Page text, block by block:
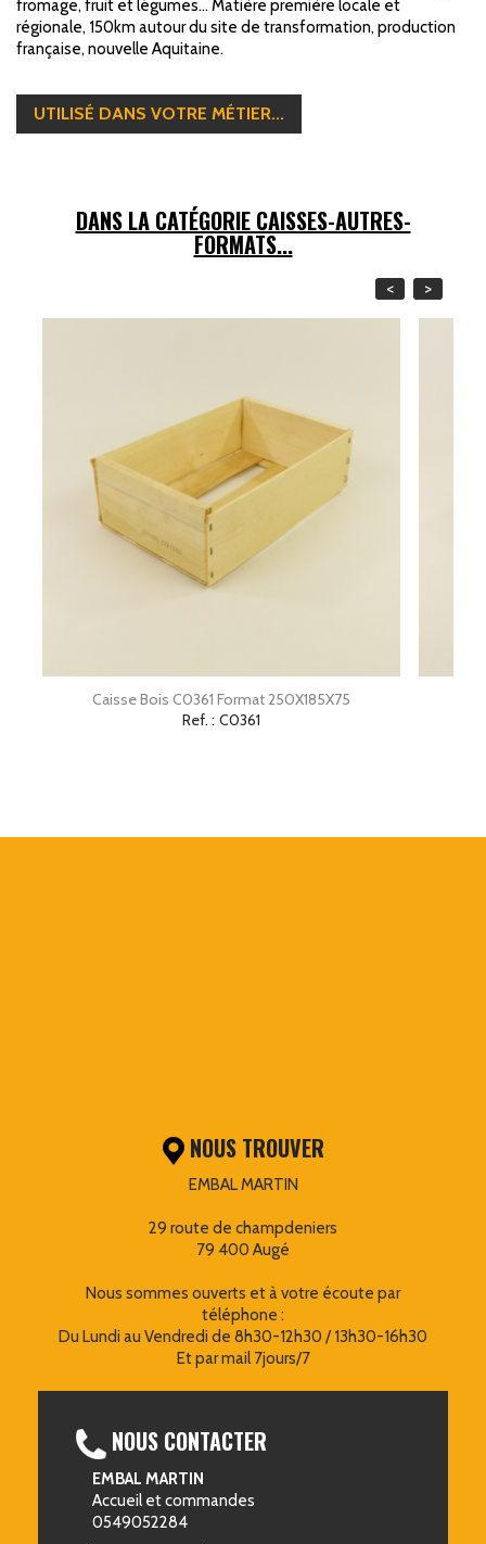
fromage, fruit et légumes... Matière première locale et
régionale, 150km autour du site de transformation, production
française, nouvelle Aquitaine.
UTILISÉ DANS VOTRE MÉTIER...
DANS LA CATÉGORIE CAISSES-AUTRES-
FORMATS...
<
Caisse Bois C0361 Format 250X185X75
Ref. : C0361
>
NOUS TROUVER
EMBAL MARTIN
29 route de champdeniers
79 400 Augé
Nous sommes ouverts et à votre écoute par
téléphone :
Du Lundi au Vendredi de 8h30-12h30 / 13h30-16h30
Et par mail 7jours/7
NOUS CONTACTER
EMBAL MARTIN
Accueil et commandes
0549052284